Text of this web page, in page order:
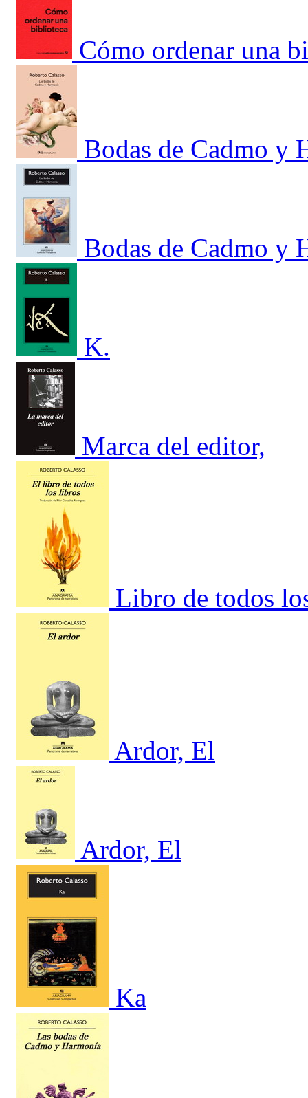
Cómo ordenar una
Bodas de Cadmo y
Bodas de Cadmo y
K.
Marca del editor,
Libro de todos
Ardor, El
Ardor, El
Ka